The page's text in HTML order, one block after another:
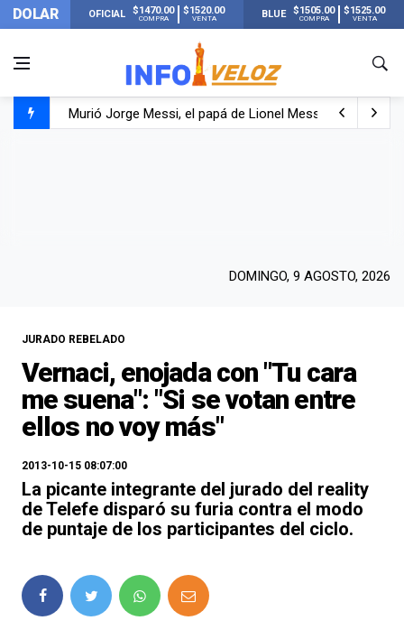
DOLAR OFICIAL $1470.00
COMPRA
$1520.00
VENTA BLUE $1505.00
COMPRA
$1525.00
VENTA
Murió Jorge Messi, el papá de Lionel Messi
DOMINGO, 9 AGOSTO, 2026
JURADO REBELADO
Vernaci, enojada con "Tu cara
me suena": "Si se votan entre
ellos no voy más"
2013-10-15 08:07:00
La picante integrante del jurado del reality
de Telefe disparó su furia contra el modo
de puntaje de los participantes del ciclo.